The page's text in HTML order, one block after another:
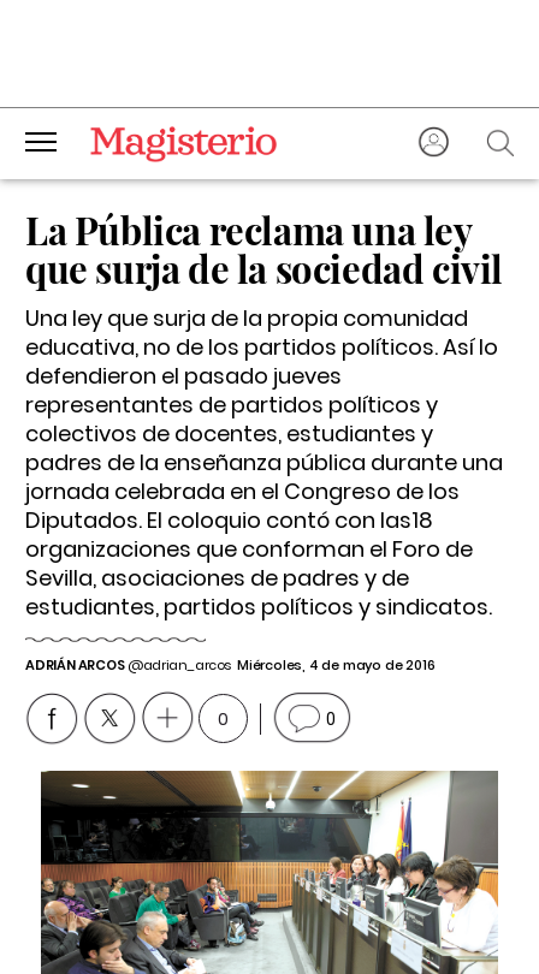
La Pública reclama una ley
que surja de la sociedad civil
Una ley que surja de la propia comunidad
educativa, no de los partidos políticos. Así lo
defendieron el pasado jueves
representantes de partidos políticos y
colectivos de docentes, estudiantes y
padres de la enseñanza pública durante una
jornada celebrada en el Congreso de los
Diputados. El coloquio contó con las18
organizaciones que conforman el Foro de
Sevilla, asociaciones de padres y de
estudiantes, partidos políticos y sindicatos.
ADRIÁN ARCOS@adrian_arcos Miércoles, 4 de mayo de 2016
0 0